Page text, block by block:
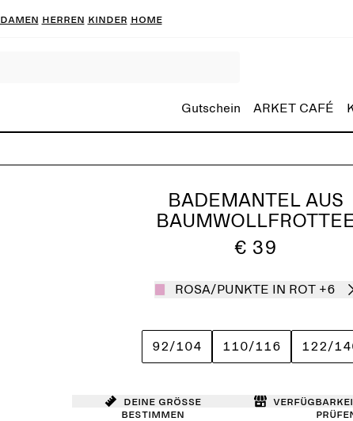
DAMEN HERREN KINDER HOME
Gutschein ARKET CAFÉ
BADEMANTEL AUS
€ 39
ROSA/PUNKTE IN ROT +6
92/104 110/116 122/
Deine Größe
bestimmen